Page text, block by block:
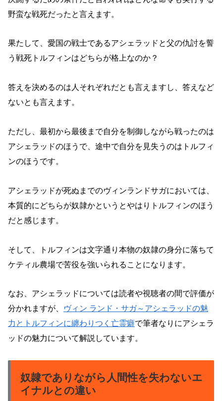
野蛮な戦死だったと言えます。
果たして、愛国の戦士であるアシェラッドと父の仇討を誓
う戦死トルフィンはどちらが格上なのか？
答えを決めるのは人それぞれだとも言えますし、答えなど
ないとも言えます。
ただし、最初から最後まで自分を制御しながら戦ったのは
アシェラッドのほうで、途中で自分を見失うのはトルフィ
ンのほうです。
アシェラッドが死ぬまでのヴィンランドサガにおいては、
本質的にどちらが奴隷かというとやはりトルフィンのほう
だと感じます。
そして、トルフィンは文字通り本物の奴隷の身分に落ちて
ケティル農場で苦役を強いられることになります。
なお、アシェラッドについては読者や視聴者の間で評価が
分かれますが
ヴィン ランド・サガ～アシェラッドの魅
力とトルフィンに纏わりつく亡霊癖で筆者なりにアシェラ
ッドの魅力について解説しています。
奴隷でありながら人間性を失わないエ
イナルとの違い